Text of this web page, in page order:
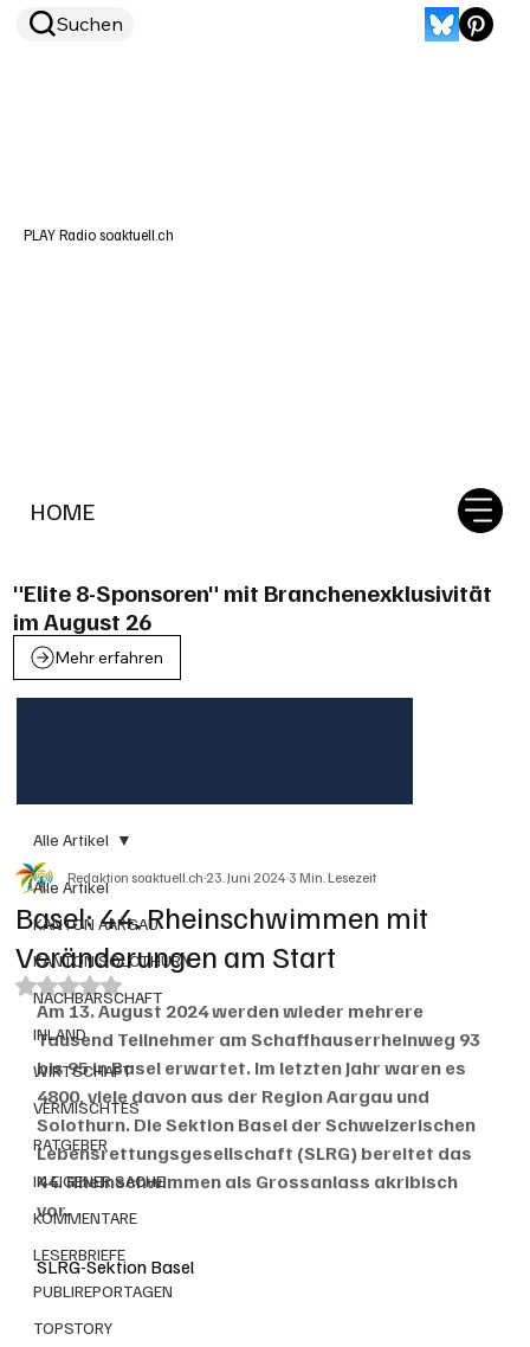
HOME
Suchen
PLAY Radio soaktuell.ch
"Elite 8-Sponsoren" mit Branchenexklusivität
im August 26
Mehr erfahren
Alle Artikel
KANTON AARGAU
KANTON SOLOTHURN
NACHBARSCHAFT
INLAND
WIRTSCHAFT
VERMISCHTES
RATGEBER
IN EIGENER SACHE
KOMMENTARE
LESERBRIEFE
PUBLIREPORTAGEN
TOPSTORY
Alle Artikel
Basel: 44. Rheinschwimmen mit
Veränderungen am Start
Redaktion soaktuell.ch23. Juni 20243 Min. Lesezeit
Mit NaN von 5 Sternen bewertet.
Am 13. August 2024 werden wieder mehrere
Tausend Teilnehmer am Schaffhauserrheinweg 93
bis 95 in Basel erwartet. Im letzten Jahr waren es
4800, viele davon aus der Region Aargau und
Solothurn. Die Sektion Basel der Schweizerischen
Lebensrettungsgesellschaft (SLRG) bereitet das
44. Rheinschwimmen als Grossanlass akribisch
vor.
SLRG-Sektion Basel